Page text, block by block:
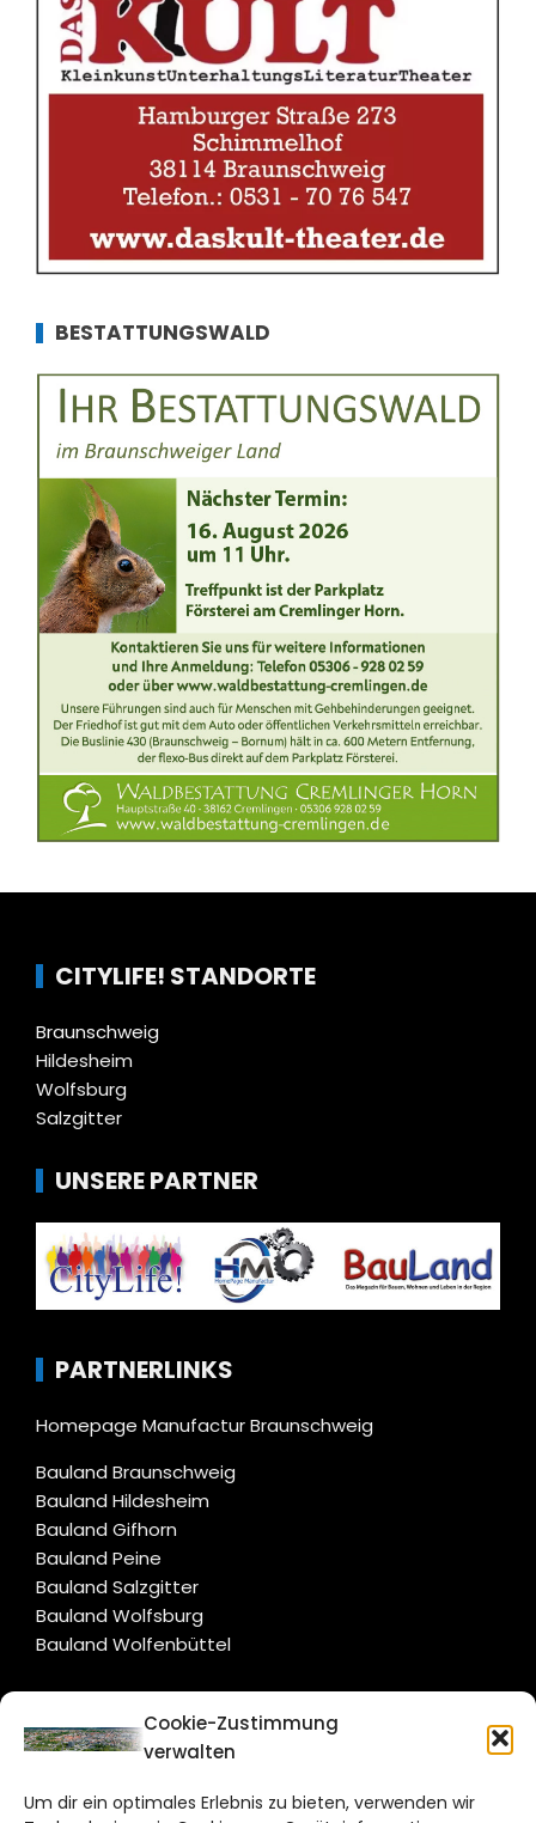
Cookie-Zustimmung
verwalten
Um dir ein optimales Erlebnis zu bieten, verwenden wir
BESTATTUNGSWALD
CITYLIFE! STANDORTE
Braunschweig
Hildesheim
Wolfsburg
Salzgitter
UNSERE PARTNER
PARTNERLINKS
Homepage Manufactur Braunschweig
Bauland Braunschweig
Bauland Hildesheim
Bauland Gifhorn
Bauland Peine
Bauland Salzgitter
Bauland Wolfsburg
Bauland Wolfenbüttel
CITYLIFE!